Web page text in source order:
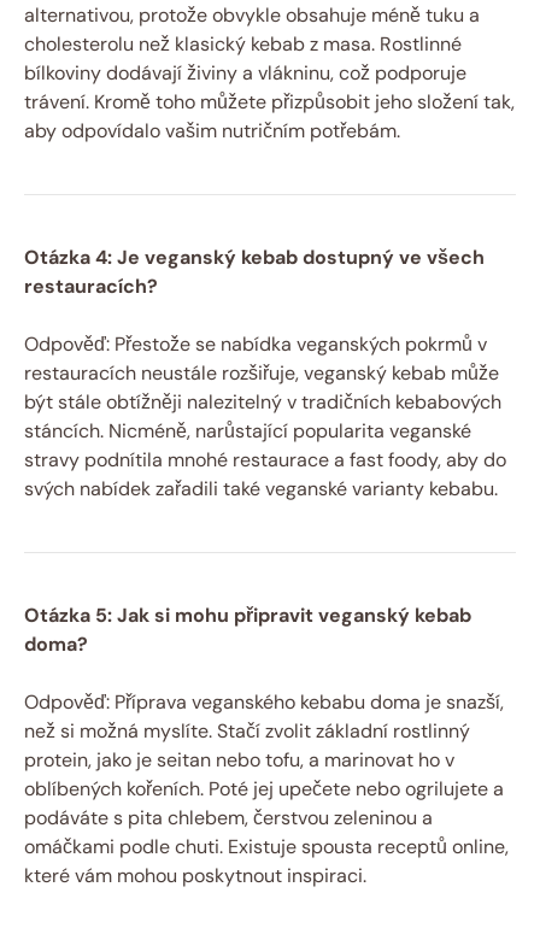
alternativou, protože obvykle obsahuje méně tuku a
cholesterolu než klasický kebab z masa. Rostlinné
bílkoviny dodávají živiny a vlákninu, což podporuje
trávení. Kromě toho můžete přizpůsobit jeho složení tak,
aby odpovídalo vašim nutričním potřebám.
Otázka 4: Je veganský kebab dostupný ve všech
restauracích?
Odpověď: Přestože se nabídka veganských pokrmů v
restauracích neustále rozšiřuje, veganský kebab může
být stále obtížněji nalezitelný v tradičních kebabových
stáncích. Nicméně, narůstající popularita veganské
stravy podnítila mnohé restaurace a fast foody, aby do
svých nabídek zařadili také veganské varianty kebabu.
Otázka 5: Jak si mohu připravit veganský kebab
doma?
Odpověď: Příprava veganského kebabu doma je snazší,
než si možná myslíte. Stačí zvolit základní rostlinný
protein, jako je seitan nebo tofu, a marinovat ho v
oblíbených kořeních. Poté jej upečete nebo ogrilujete a
podáváte s pita chlebem, čerstvou zeleninou a
omáčkami podle chuti. Existuje spousta receptů online,
které vám mohou poskytnout inspiraci.